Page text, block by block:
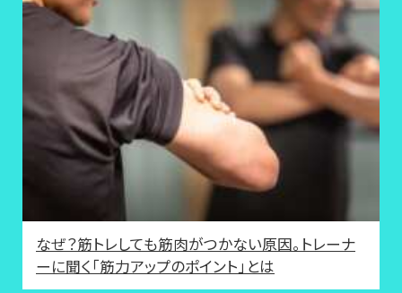
なぜ？筋トレしても筋肉がつかない原因。トレーナ
ーに聞く「筋力アップのポイント」とは